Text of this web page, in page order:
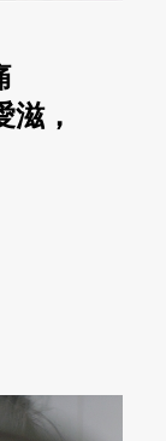
滋，